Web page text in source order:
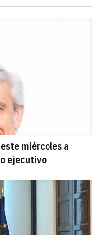
miércoles a
ejecutivo